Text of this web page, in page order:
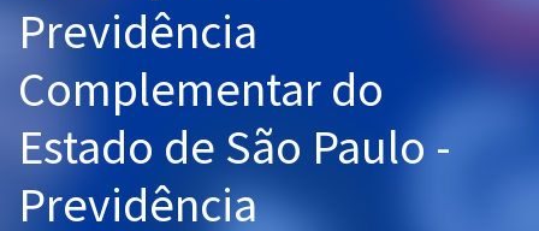
Graduação
OAB
Questões grátis
Previdência
Complementar do
Estado de São Paulo -
Previdência